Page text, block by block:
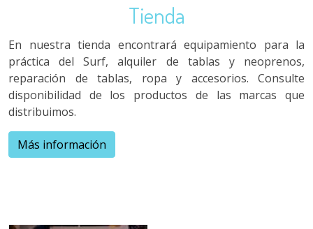
Tienda
En nuestra tienda encontrará equipamiento para la
práctica del Surf, alquiler de tablas y neoprenos,
reparación de tablas, ropa y accesorios. Consulte
disponibilidad de los productos de las marcas que
distribuimos.
Más información